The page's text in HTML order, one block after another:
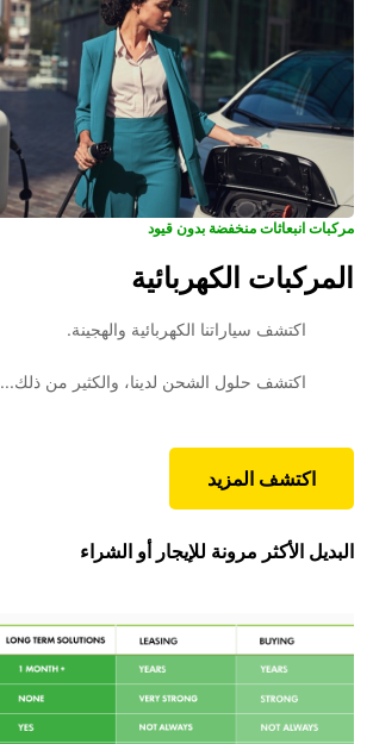
مركبات انبعاثات منخفضة بدون قيود
المركبات الكهربائية
اكتشف سياراتنا الكهربائية والهجينة.
اكتشف حلول الشحن لدينا، والكثير من ذلك...
اكتشف المزيد
البديل الأكثر مرونة للإيجار أو الشراء